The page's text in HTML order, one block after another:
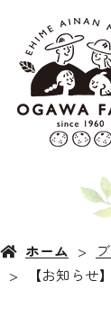
ホーム
【お知ら